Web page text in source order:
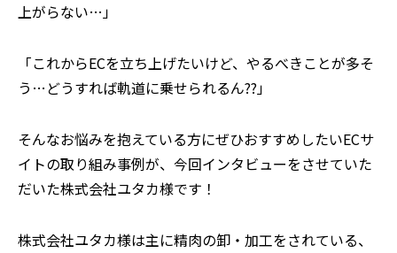
上がらない…」
「これからECを立ち上げたいけど、やるべきことが多そ
う…どうすれば軌道に乗せられるん??」
そんなお悩みを抱えている方にぜひおすすめしたいECサ
イトの取り組み事例が、今回インタビューをさせていた
だいた株式会社ユタカ様です！
株式会社ユタカ様は主に精肉の卸・加工をされている、